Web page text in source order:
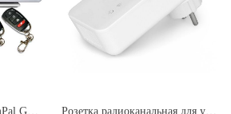
Розетка радиоканальная для управления питанием 16А с нагрузкой 3.5 кВт, датчик температуры SimPal-T20-V2